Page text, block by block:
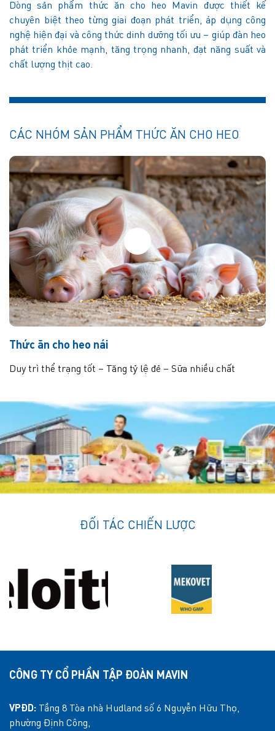
Dòng sản phẩm thức ăn cho heo Mavin được thiết kế
chuyên biệt theo từng giai đoạn phát triển, áp dụng công
nghệ hiện đại và công thức dinh dưỡng tối ưu – giúp đàn heo
phát triển khỏe mạnh, tăng trọng nhanh, đạt năng suất và
chất lượng thịt cao.
CÁC NHÓM SẢN PHẨM THỨC ĂN CHO HEO
Thức ăn cho heo nái
Duy trì thể trạng tốt – Tăng tỷ lệ đẻ – Sữa nhiều chất
ĐỐI TÁC CHIẾN LƯỢC
CÔNG TY CỔ PHẦN TẬP ĐOÀN MAVIN
VPĐD: Tầng 8 Tòa nhà Hudland số 6 Nguyễn Hữu Thọ,
phường Định Công,